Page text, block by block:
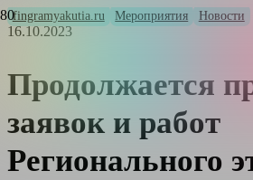
fingramyakutia.ru Мероприятия Новости
16.10.2023
Продолжается
заявок и работ
Регионального